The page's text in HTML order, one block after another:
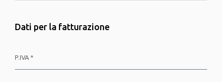
Dati per la fatturazione